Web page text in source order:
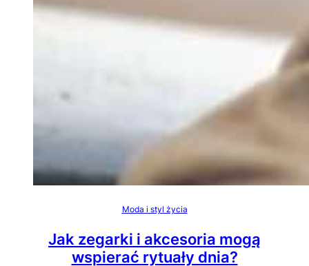
Moda i styl życia
Jak zegarki i akcesoria mogą
wspierać rytuały dnia?